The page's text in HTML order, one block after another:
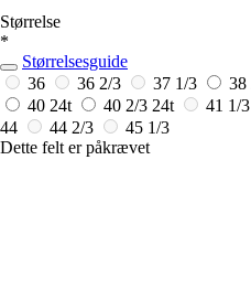
Størrelse
*
Størrelsesguide
36
36 2/3 37 1/3 38
40 24t 40 2/3 24t 41 1/3
44
44 2/3
45 1/3
Dette felt er påkrævet